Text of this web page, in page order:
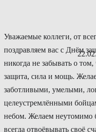
содержимому
Уважаемые коллеги, от
поздравляем вас с Днём
никогда не забывать о
защита, сила и мощь.
заботливыми, умелыми,
целеустремлёнными
небом. Желаем неутомимо
всегда отвоёвывать своё